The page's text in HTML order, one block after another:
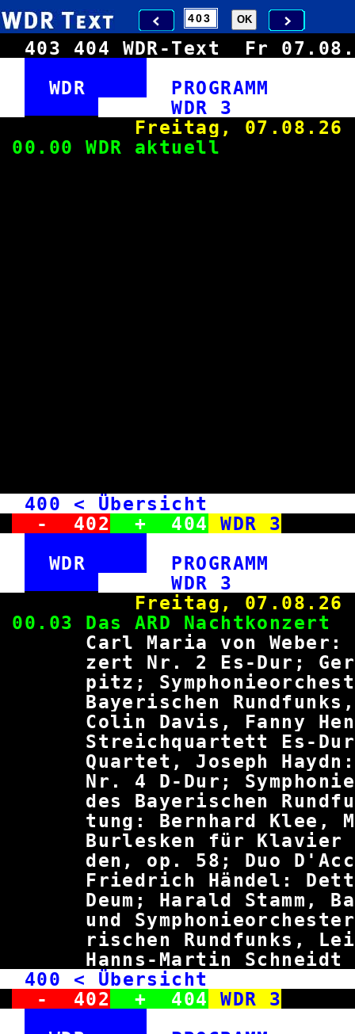
403 404 WDR-Text Fr
WDR
PROGRAMM
Freitag,
00.00 WDR
400 < Übersicht
- 402 + 404
WDR 3
WDR
PROGRAMM
Freitag,
00.03 Das ARD
Carl Maria von Weber:
zert Nr. 2 Es-Dur;
pitz;
Bayerischen
Colin Davis, Fanny
Streichquartett Es-
Quartet, Joseph
Nr. 4 D-Dur;
des Bayerischen
tung: Bernhard Klee,
Burlesken für Klavier
den, op. 58; Duo
Friedrich Händel:
Deum; Harald Stamm,
und Symphonieorchester
rischen Rundfunks,
Hanns-Martin
400 < Übersicht
- 402 + 404
WDR 3